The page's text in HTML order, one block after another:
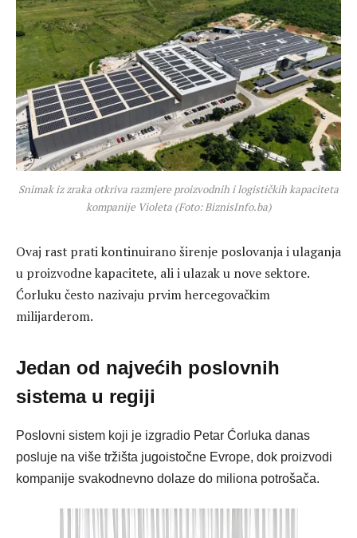
Snimak iz zraka otkriva razmjere proizvodnih i logističkih kapaciteta
kompanije Violeta (Foto: BiznisInfo.ba)
Ovaj rast prati kontinuirano širenje poslovanja i ulaganja
u proizvodne kapacitete, ali i ulazak u nove sektore.
Ćorluku često nazivaju prvim hercegovačkim
milijarderom.
Jedan od najvećih poslovnih
sistema u regiji
Poslovni sistem koji je izgradio Petar Ćorluka danas
posluje na više tržišta jugoistočne Evrope, dok proizvodi
kompanije svakodnevno dolaze do miliona potrošača.